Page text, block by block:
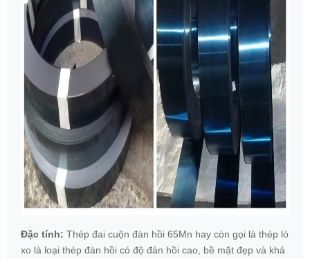
Đặc tính: Thép đai cuộn đàn hồi 65Mn hay còn gọi là thép lò
xo là loại thép đàn hồi có độ đàn hồi cao, bề mặt đẹp và khả